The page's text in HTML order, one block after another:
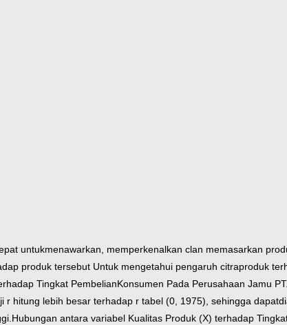
untukmenawarkan, memperkenalkan clan memasarkan
produk tersebut Untuk mengetahui pengaruh citraproduk
Tingkat PembelianKonsumen Pada Perusahaan Jamu
r hitung lebih besar terhadap r tabel (0, 1975), sehingga dapat
Hubungan antara variabel Kualitas Produk (X) terhadap